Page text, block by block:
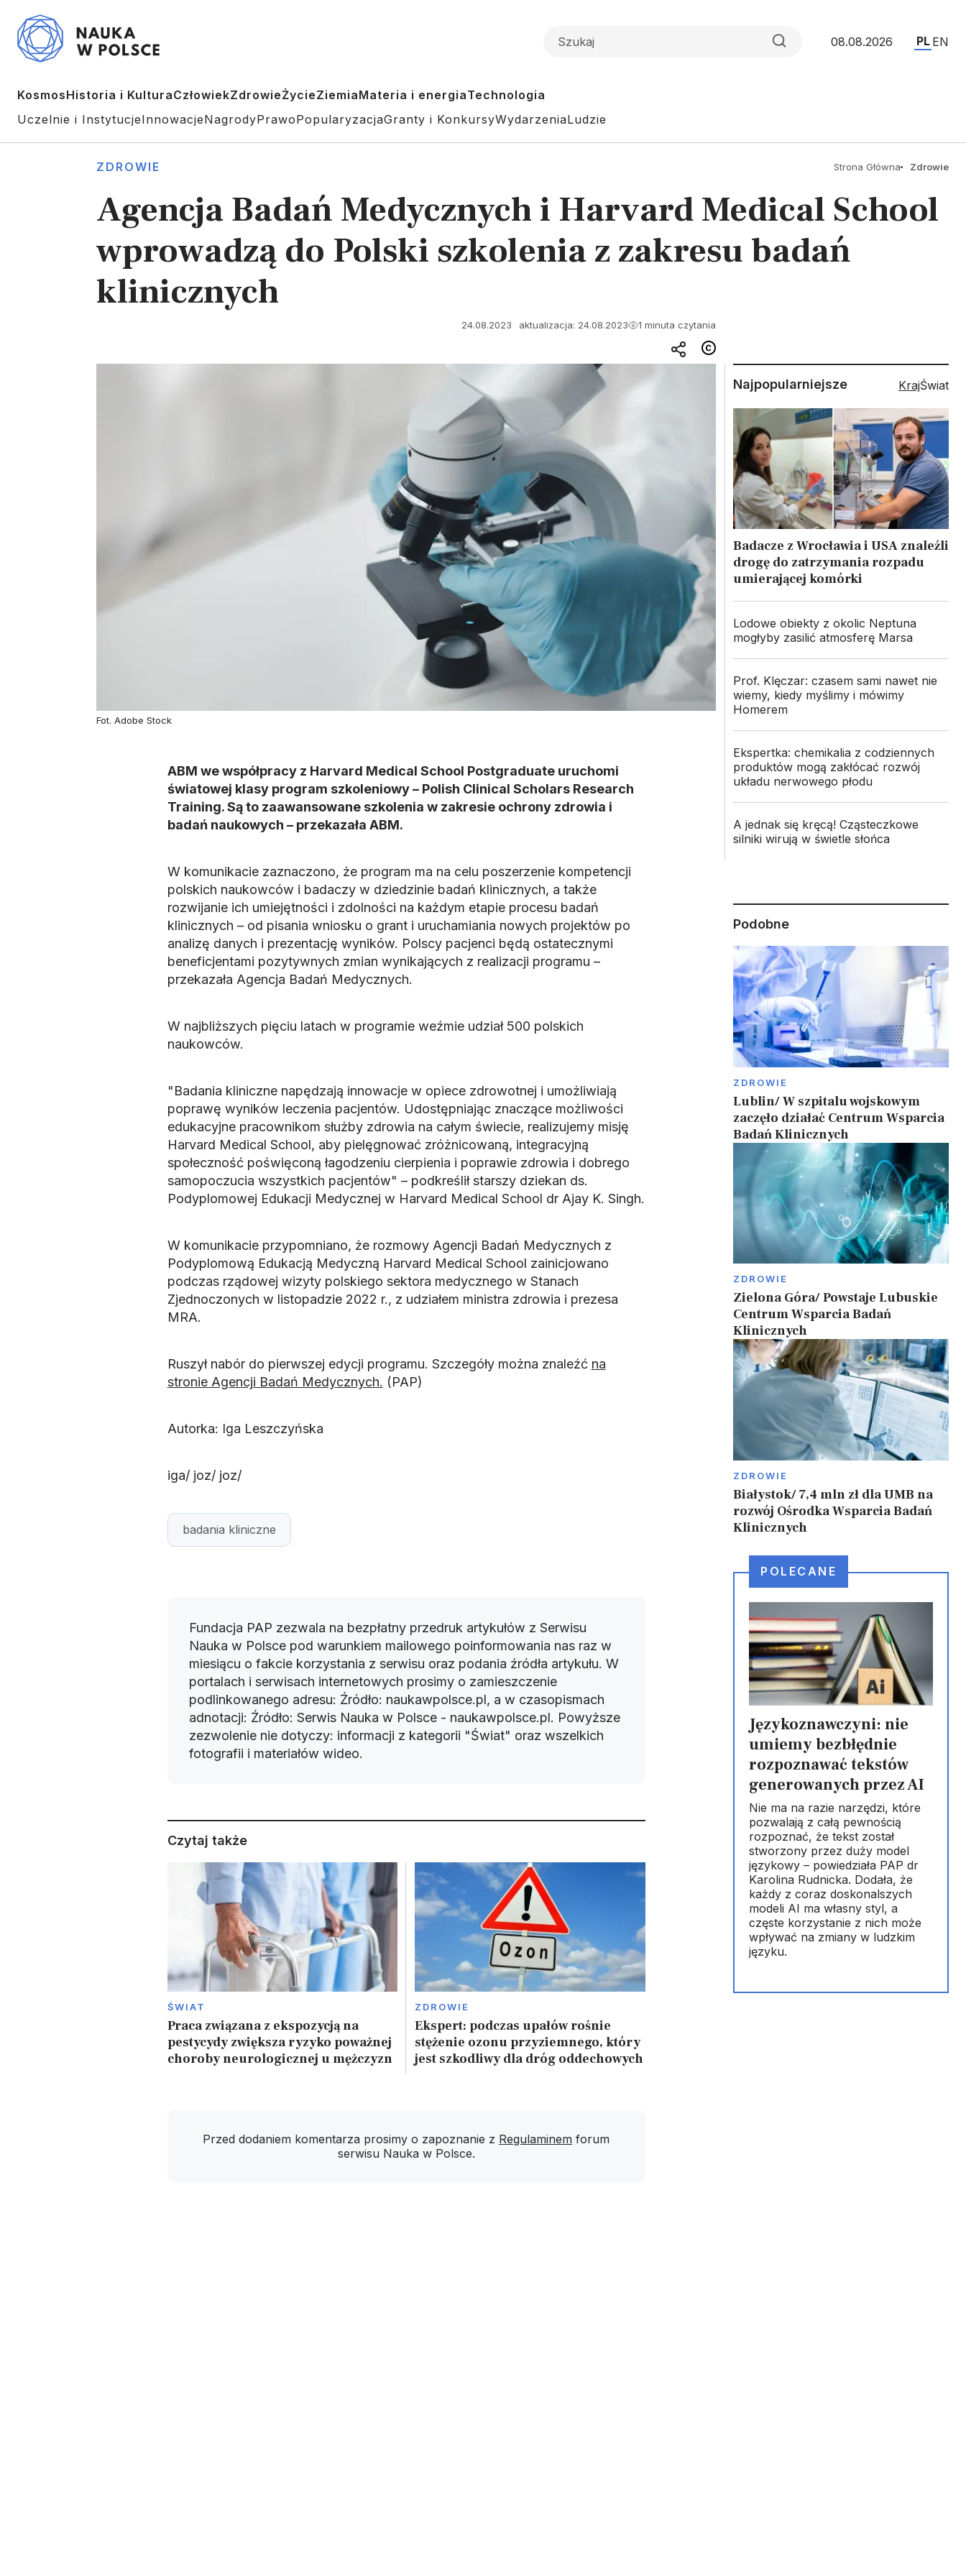
08.08.2026 PL EN
KosmosHistoria i KulturaCzłowiekZdrowieŻycieZiemiaMateria i energiaTechnologia
Uczelnie i InstytucjeInnowacjeNagrodyPrawoPopularyzacjaGranty i KonkursyWydarzeniaLudzie
ZDROWIE Strona Główna Zdrowie
Agencja Badań Medycznych i Harvard Medical School
wprowadzą do Polski szkolenia z zakresu badań
klinicznych
24.08.2023 aktualizacja: 24.08.2023 1 minuta czytania
Fot. Adobe Stock
ABM we współpracy z Harvard Medical School Postgraduate uruchomi
światowej klasy program szkoleniowy – Polish Clinical Scholars Research
Training. Są to zaawansowane szkolenia w zakresie ochrony zdrowia i
badań naukowych – przekazała ABM.
W komunikacie zaznaczono, że program ma na celu poszerzenie kompetencji
polskich naukowców i badaczy w dziedzinie badań klinicznych, a także
rozwijanie ich umiejętności i zdolności na każdym etapie procesu badań
klinicznych – od pisania wniosku o grant i uruchamiania nowych projektów po
analizę danych i prezentację wyników. Polscy pacjenci będą ostatecznymi
beneficjentami pozytywnych zmian wynikających z realizacji programu –
przekazała Agencja Badań Medycznych.
W najbliższych pięciu latach w programie weźmie udział 500 polskich
naukowców.
"Badania kliniczne napędzają innowacje w opiece zdrowotnej i umożliwiają
poprawę wyników leczenia pacjentów. Udostępniając znaczące możliwości
edukacyjne pracownikom służby zdrowia na całym świecie, realizujemy misję
Harvard Medical School, aby pielęgnować zróżnicowaną, integracyjną
społeczność poświęconą łagodzeniu cierpienia i poprawie zdrowia i dobrego
samopoczucia wszystkich pacjentów" – podkreślił starszy dziekan ds.
Podyplomowej Edukacji Medycznej w Harvard Medical School dr Ajay K. Singh.
W komunikacie przypomniano, że rozmowy Agencji Badań Medycznych z
Podyplomową Edukacją Medyczną Harvard Medical School zainicjowano
podczas rządowej wizyty polskiego sektora medycznego w Stanach
Zjednoczonych w listopadzie 2022 r., z udziałem ministra zdrowia i prezesa
MRA.
Ruszył nabór do pierwszej edycji programu. Szczegóły można znaleźć na
stronie Agencji Badań Medycznych. (PAP)
Autorka: Iga Leszczyńska
iga/ joz/ joz/
badania kliniczne
Fundacja PAP zezwala na bezpłatny przedruk artykułów z Serwisu
Nauka w Polsce pod warunkiem mailowego poinformowania nas raz w
miesiącu o fakcie korzystania z serwisu oraz podania źródła artykułu. W
portalach i serwisach internetowych prosimy o zamieszczenie
podlinkowanego adresu: Źródło: naukawpolsce.pl, a w czasopismach
adnotacji: Źródło: Serwis Nauka w Polsce - naukawpolsce.pl. Powyższe
zezwolenie nie dotyczy: informacji z kategorii "Świat" oraz wszelkich
fotografii i materiałów wideo.
Czytaj także
ŚWIAT
Praca związana z ekspozycją na
pestycydy zwiększa ryzyko poważnej
choroby neurologicznej u mężczyzn
ZDROWIE
Ekspert: podczas upałów rośnie
stężenie ozonu przyziemnego, który
jest szkodliwy dla dróg oddechowych
Przed dodaniem komentarza prosimy o zapoznanie z Regulaminem forum
serwisu Nauka w Polsce.
Najpopularniejsze KrajŚwiat
Badacze z Wrocławia i USA znaleźli
drogę do zatrzymania rozpadu
umierającej komórki
Lodowe obiekty z okolic Neptuna
mogłyby zasilić atmosferę Marsa
Prof. Klęczar: czasem sami nawet nie
wiemy, kiedy myślimy i mówimy
Homerem
Ekspertka: chemikalia z codziennych
produktów mogą zakłócać rozwój
układu nerwowego płodu
A jednak się kręcą! Cząsteczkowe
silniki wirują w świetle słońca
Podobne
ZDROWIE
Lublin/ W szpitalu wojskowym
zaczęło działać Centrum Wsparcia
Badań Klinicznych
ZDROWIE
Zielona Góra/ Powstaje Lubuskie
Centrum Wsparcia Badań
Klinicznych
ZDROWIE
Białystok/ 7,4 mln zł dla UMB na
rozwój Ośrodka Wsparcia Badań
Klinicznych
POLECANE
Językoznawczyni: nie
umiemy bezbłędnie
rozpoznawać tekstów
generowanych przez AI
Nie ma na razie narzędzi, które
pozwalają z całą pewnością
rozpoznać, że tekst został
stworzony przez duży model
językowy – powiedziała PAP dr
Karolina Rudnicka. Dodała, że
każdy z coraz doskonalszych
modeli AI ma własny styl, a
częste korzystanie z nich może
wpływać na zmiany w ludzkim
języku.